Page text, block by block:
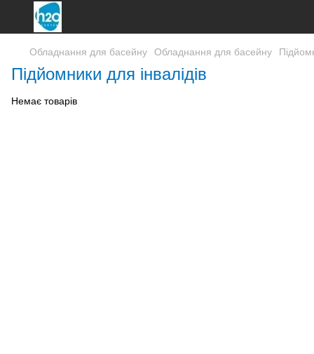
Обладнання для басейну Обладнання для басейну
Підйомники для інвалідів
Немає товарів